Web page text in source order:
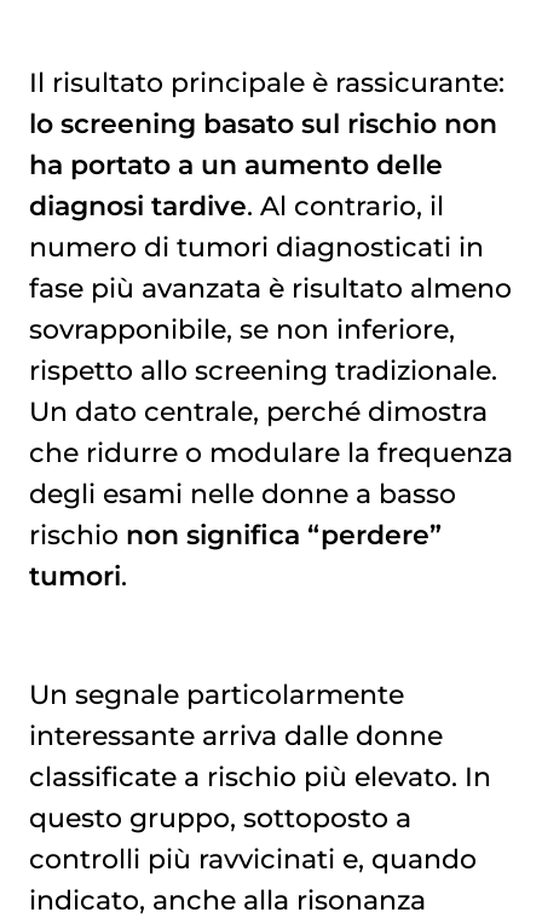
Il risultato principale è rassicurante:
lo screening basato sul rischio non
ha portato a un aumento delle
diagnosi tardive. Al contrario, il
numero di tumori diagnosticati in
fase più avanzata è risultato almeno
sovrapponibile, se non inferiore,
rispetto allo screening tradizionale.
Un dato centrale, perché dimostra
che ridurre o modulare la frequenza
degli esami nelle donne a basso
rischio non significa “perdere”
tumori.
Un segnale particolarmente
interessante arriva dalle donne
classificate a rischio più elevato. In
questo gruppo, sottoposto a
controlli più ravvicinati e, quando
indicato, anche alla risonanza